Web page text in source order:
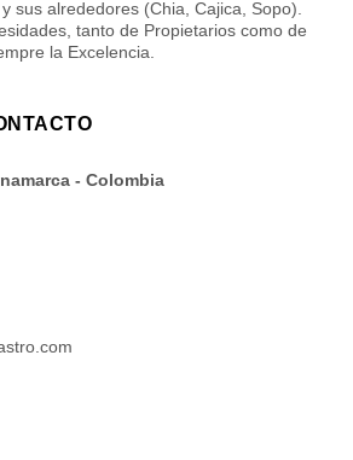
sus alrededores (Chia, Cajica, Sopo).
tanto de Propietarios como de
la Excelencia.
- Colombia